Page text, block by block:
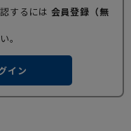
するには 会員登録（無
。
イン